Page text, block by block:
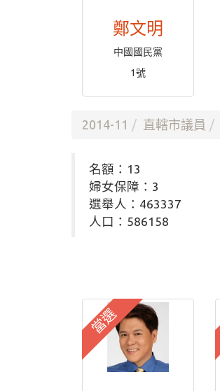
鄭文明
中國國民黨
1號
2014-11 直轄市議員
名額：13
婦女保障：3
選舉人：463337
人口：586158
當選